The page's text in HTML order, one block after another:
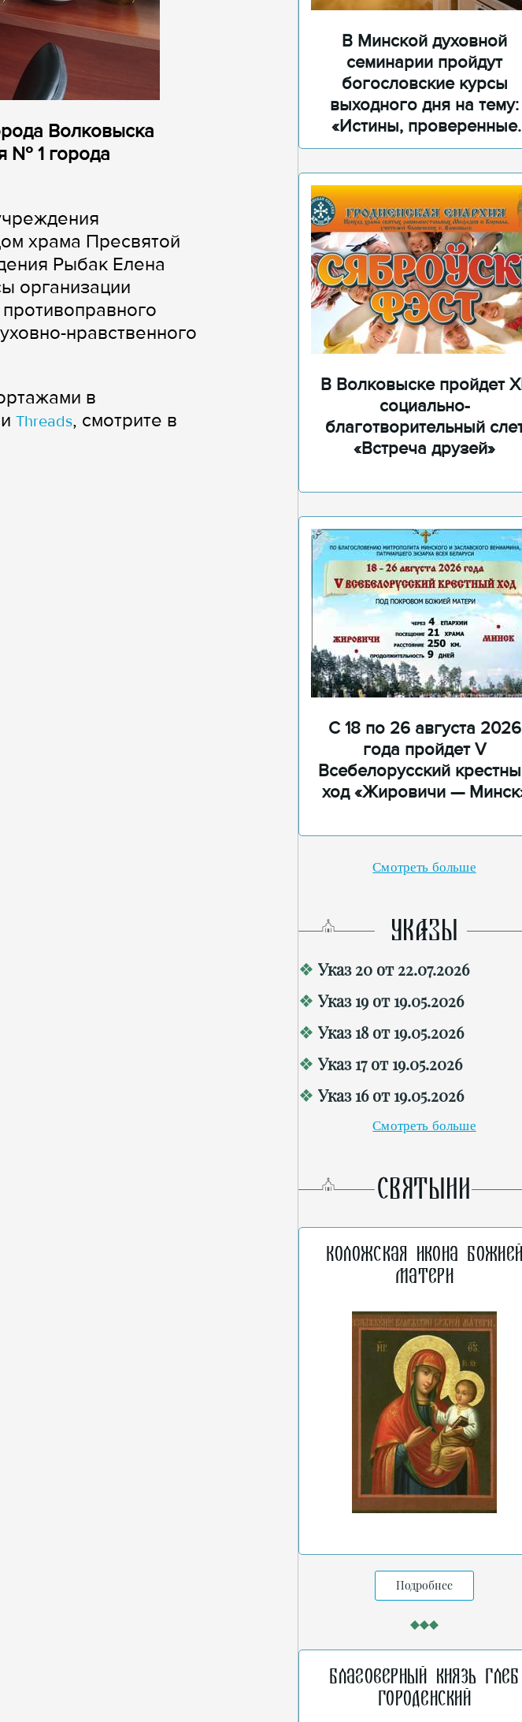
Волковыска
№ 1 города
храма Пресвятой
Рыбак Елена
организации
нравственного
в
и Threads, смотрите в
В Минской духовной
семинарии пройдут
богословские курсы
выходного дня на тему:
«Истины, проверенные
временем»
В Волковыске пройдет
социально-
благотворительный
«Встреча друзей»
С 18 по 26 августа 2026
года пройдет V
Всебелорусский
ход «Жировичи —
Смотреть больше
УКАЗЫ
Указ 20 от 22.07.2026
Указ 19 от 19.05.2026
Указ 18 от 19.05.2026
Указ 17 от 19.05.2026
Указ 16 от 19.05.2026
Смотреть больше
СВЯТЫНИ
Коложская икона
Матери
Подробнее
Благоверный князь Глеб
Городенский